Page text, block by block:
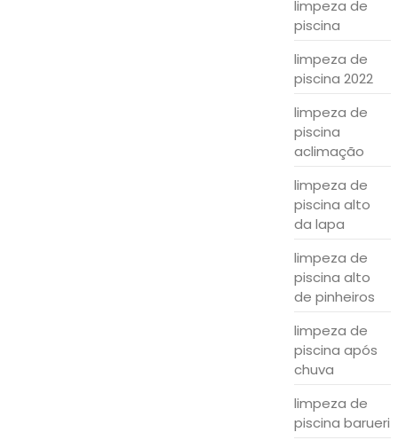
limpeza de
piscina
limpeza de
piscina 2022
limpeza de
piscina
aclimação
limpeza de
piscina alto
da lapa
limpeza de
piscina alto
de pinheiros
limpeza de
piscina após
chuva
limpeza de
piscina barueri